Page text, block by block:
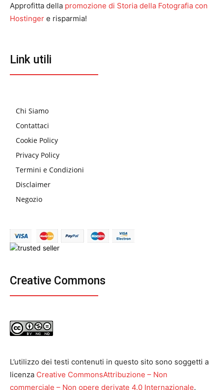
Approfitta della promozione di Storia della Fotografia con
Hostinger e risparmia!
Link utili
Chi Siamo
Contattaci
Cookie Policy
Privacy Policy
Termini e Condizioni
Disclaimer
Negozio
Creative Commons
L’utilizzo dei testi contenuti in questo sito sono soggetti a
licenza Creative CommonsAttribuzione – Non
commerciale – Non opere derivate 4.0 Internazionale.